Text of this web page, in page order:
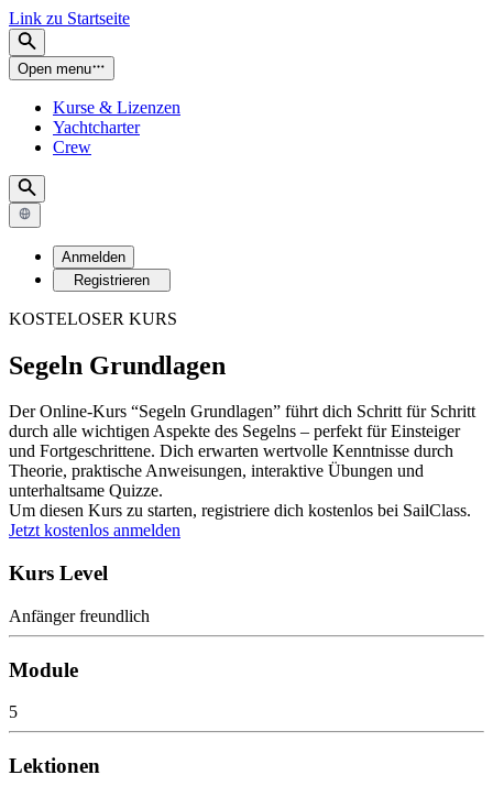
Link zu Startseite
Open menu
Kurse & Lizenzen
Yachtcharter
Crew
Anmelden
Registrieren
KOSTELOSER KURS
Segeln Grundlagen
Der Online-Kurs “Segeln Grundlagen” führt dich Schritt für Schritt
durch alle wichtigen Aspekte des Segelns – perfekt für Einsteiger
und Fortgeschrittene. Dich erwarten wertvolle Kenntnisse durch
Theorie, praktische Anweisungen, interaktive Übungen und
unterhaltsame Quizze.
Um diesen Kurs zu starten, registriere dich kostenlos bei SailClass.
Jetzt kostenlos anmelden
Kurs Level
Anfänger freundlich
Module
5
Lektionen